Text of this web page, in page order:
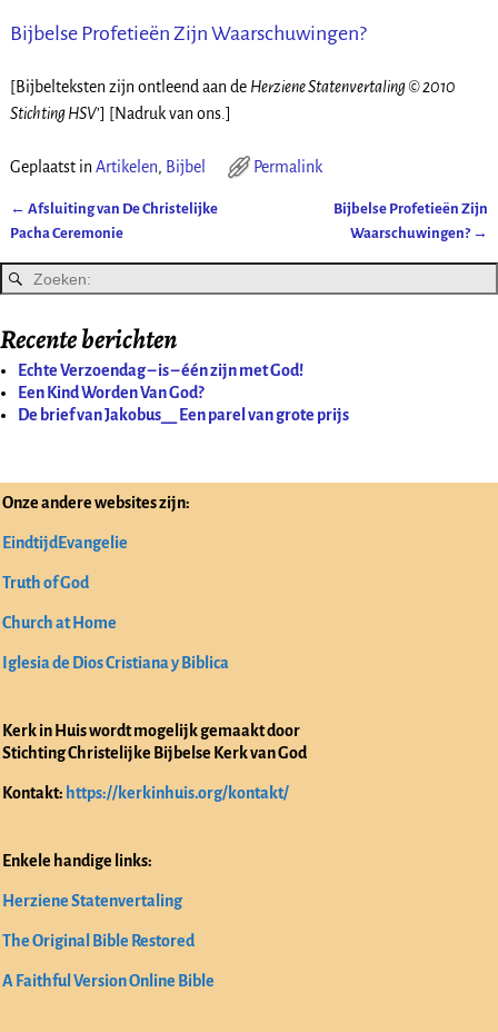
Bijbelse Profetieën Zijn Waarschuwingen?
[Bijbelteksten zijn ontleend aan de Herziene Statenvertaling © 2010
Stichting HSV’] [Nadruk van ons.]
Geplaatst in Artikelen, Bijbel Permalink
Bericht navigatie
← Afsluiting van De Christelijke
Pacha Ceremonie
Bijbelse Profetieën Zijn
Waarschuwingen? →
Recente berichten
Echte Verzoendag – is – één zijn met God!
Een Kind Worden Van God?
De brief van Jakobus__ Een parel van grote prijs
Onze andere websites zijn:
EindtijdEvangelie
Truth of God
Church at Home
Iglesia de Dios Cristiana y Biblica
Kerk in Huis wordt mogelijk gemaakt door
Stichting Christelijke Bijbelse Kerk van God
Kontakt: https://kerkinhuis.org/kontakt/
Enkele handige links:
Herziene Statenvertaling
The Original Bible Restored
A Faithful Version Online Bible